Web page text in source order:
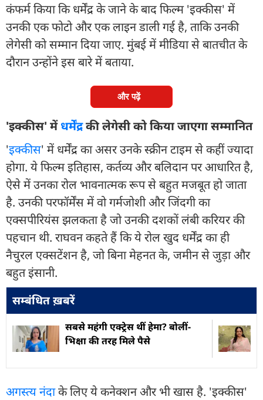
कंफर्म किया कि धर्मेंद्र के जाने के बाद फिल्म 'इक्कीस' में
उनकी एक फोटो और एक लाइन डाली गई है, ताकि उनकी
लेगेसी को सम्मान दिया जाए. मुंबई में मीडिया से बातचीत के
दौरान उन्होंने इस बारे में बताया.
और पढ़ें
'इक्कीस' मेंधर्मेंद्रकी लेगेसी को किया जाएगा सम्मानित
'इक्कीस' में धर्मेंद्र का असर उनके स्क्रीन टाइम से कहीं ज्यादा
होगा. ये फिल्म इतिहास, कर्तव्य और बलिदान पर आधारित है,
ऐसे में उनका रोल भावनात्मक रूप से बहुत मजबूत हो जाता
है. उनकी परफॉर्मेंस में वो गर्मजोशी और जिंदगी का
एक्सपीरियंस झलकता है जो उनकी दशकों लंबी करियर की
पहचान थी. राघवन कहते हैं कि ये रोल खुद धर्मेंद्र का ही
नैचुरल एक्सटेंशन है, जो बिना मेहनत के, जमीन से जुड़ा और
बहुत इंसानी.
सम्बंधित ख़बरें
सबसे महंगी एक्ट्रेस थीं हेमा? बोलीं-
भिक्षा की तरह मिले पैसे
अगस्त्य नंदाके लिए ये कनेक्शन और भी खास है. 'इक्कीस'